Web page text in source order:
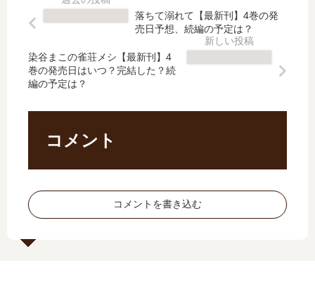
最
新
】
18
の
発
落ちて溺れて【最新刊】4巻の発
売日予想、続編の予定は？
染谷まこの雀荘メシ【最新刊】4
巻の発売日はいつ？完結した？続
編の予定は？
コメント
コメントを書き込む